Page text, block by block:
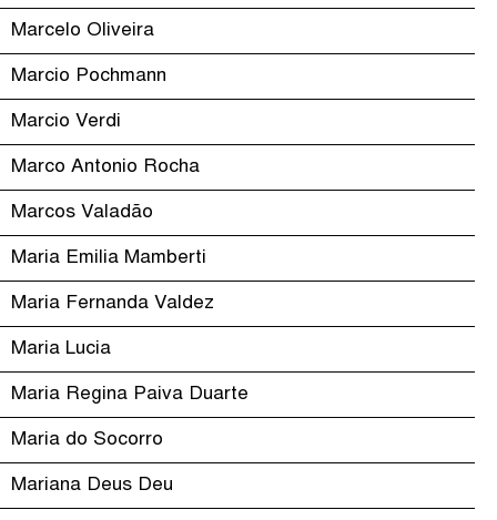
Marcelo Oliveira
Marcio Pochmann
Marcio Verdi
Marco Antonio Rocha
Marcos Valadão
Maria Emilia Mamberti
Maria Fernanda Valdez
Maria Lucia
Maria Regina Paiva Duarte
Maria do Socorro
Mariana Deus Deu